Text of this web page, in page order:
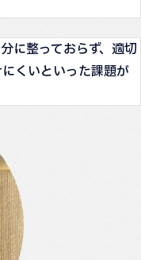
に整っておらず、適切
くいといった課題が